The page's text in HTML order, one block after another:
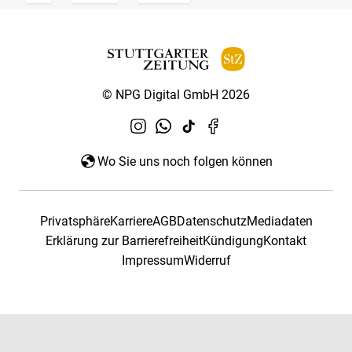
© NPG Digital GmbH 2026
Wo Sie uns noch folgen können
PrivatsphäreKarriereAGBDatenschutzMediadaten
Erklärung zur BarrierefreiheitKündigungKontakt
ImpressumWiderruf